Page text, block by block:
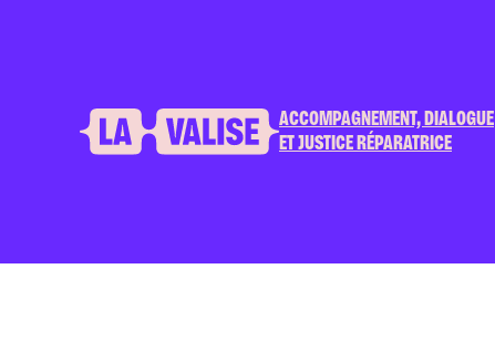
ACCOMPAGNEMENT, DIALOGUE
ET JUSTICE RÉPARATRICE